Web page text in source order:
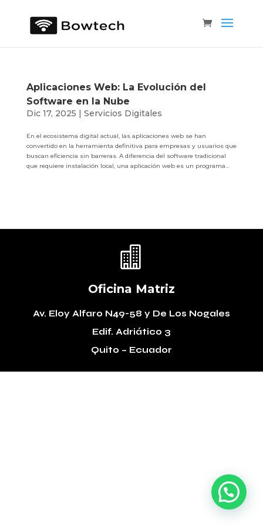
Aplicaciones Web: La Evolución del
Software en la Nube
Dic 17, 2025 | Servicios Digitales
En el ecosistema digital actual, las aplicaciones web se han
convertido en la herramienta definitiva para empresas y usuarios que
buscan eficiencia sin barreras. A diferencia del software tradicional
que requiere instalación local, una aplicación web es un programa...

Oficina Matriz
Av. Eloy Alfaro N49-58 y De Los Nogales
Edif. Adriático 3
Quito – Ecuador